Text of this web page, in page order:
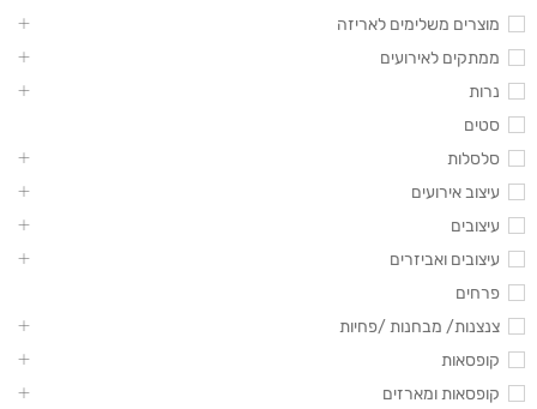
מוצרים משלימים לאריזה
ממתקים לאירועים
נרות
סטים
סלסלות
עיצוב אירועים
עיצובים
עיצובים ואביזרים
פרחים
צנצנות/ מבחנות /פחיות
קופסאות
קופסאות ומארזים